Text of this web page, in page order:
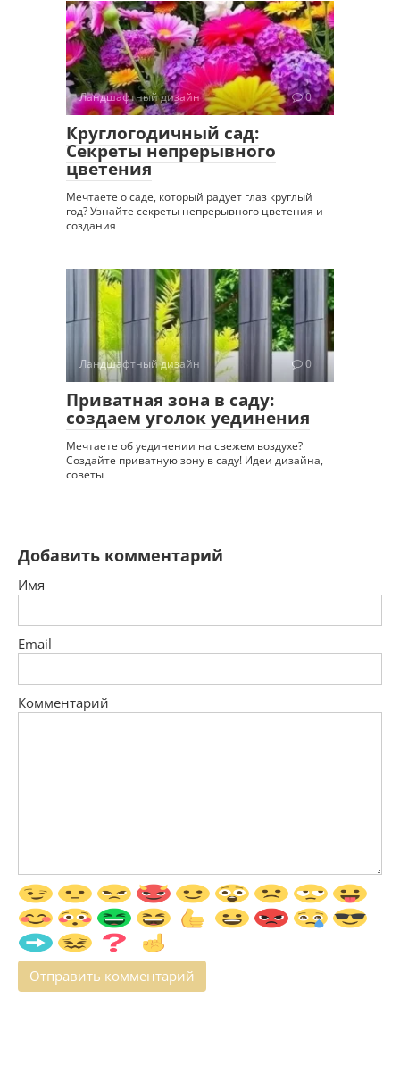
Ландшафтный дизайн 0
Круглогодичный сад:
Секреты непрерывного
цветения
Мечтаете о саде, который радует глаз круглый
год? Узнайте секреты непрерывного цветения и
создания
Ландшафтный дизайн 0
Приватная зона в саду:
создаем уголок уединения
Мечтаете об уединении на свежем воздухе?
Создайте приватную зону в саду! Идеи дизайна,
советы
Добавить комментарий
Имя
Email
Комментарий